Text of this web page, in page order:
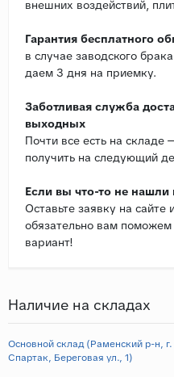
внешних воздействий,
Гарантия бесплатного
в случае заводского
даем 3 дня на приемку.
Заботливая служба
выходных
Почти все есть на складе
получить на следующий
Если вы что-то не нашли
Оставьте заявку на сайте
обязательно вам
вариант!
Наличие на складах
Основной склад (Раменский р-н,
Спартак, Береговая ул., 1)